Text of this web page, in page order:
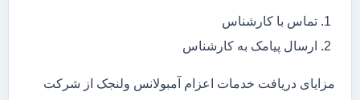
تماس با کارشناس
ارسال پیامک به کارشناس
مزایای دریافت خدمات اعزام آمبولانس ولنجک از شرکت